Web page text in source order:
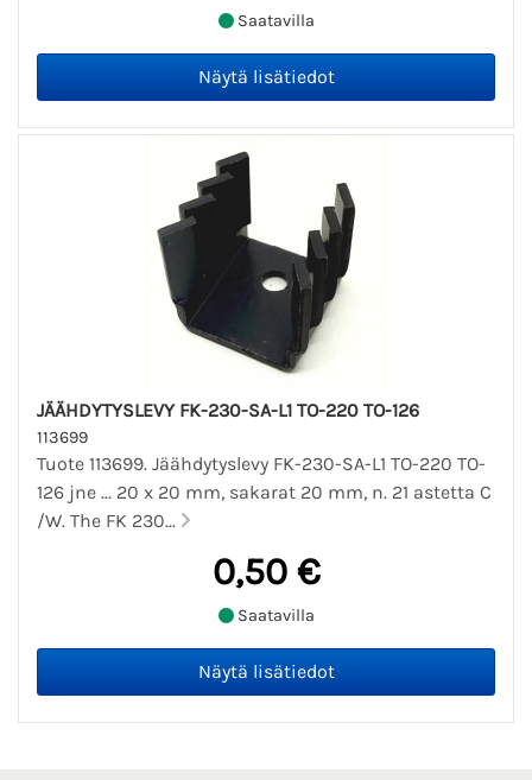
Saatavilla
JÄÄHDYTYSLEVY FK-230-SA-L1 TO-220 TO-126
113699
Tuote 113699. Jäähdytyslevy FK-230-SA-L1 TO-220 TO-
126 jne ... 20 x 20 mm, sakarat 20 mm, n. 21 astetta C
/W. The FK 230...
0,50 €
Saatavilla